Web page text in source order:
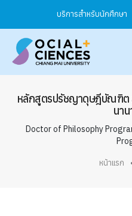
บริการสำหรับนักศึกษา
หลักสูตรปรัชญาดุษฎีบัณฑิต
นา
Doctor of Philosophy
หน้าแรก